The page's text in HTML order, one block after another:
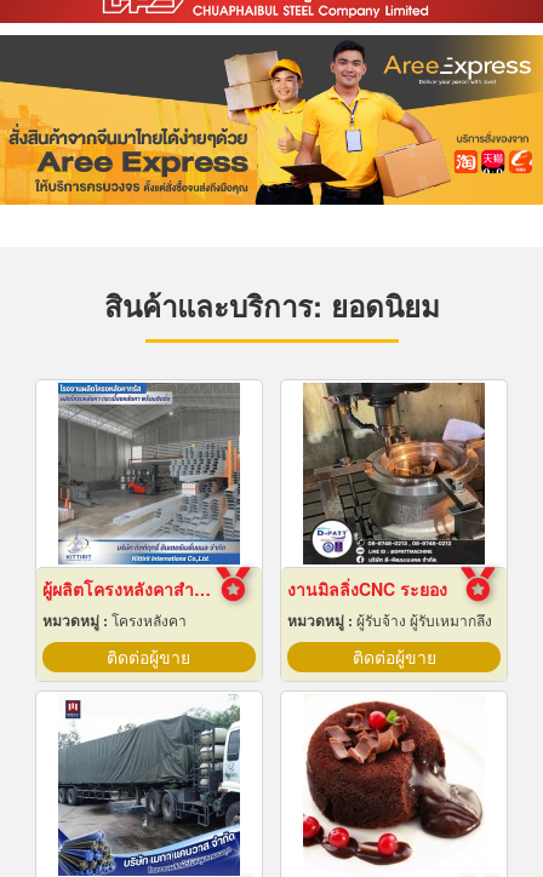
สินค้าและบริการ: ยอดนิยม
ผู้ผลิตโครงหลังคาสำเร็จรูป
หมวดหมู่ : โครงหลังคา
ติดต่อผู้ขาย
งานมิลลิ่งCNC ระยอง
หมวดหมู่ : ผู้รับจ้าง ผู้รับเหมากลึง
ติดต่อผู้ขาย